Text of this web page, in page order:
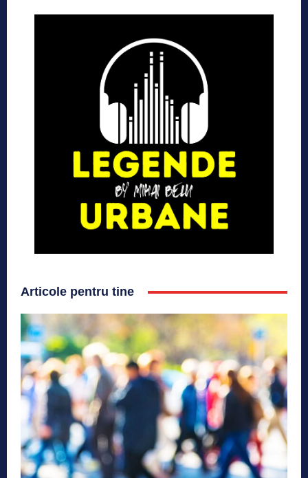
Articole pentru tine